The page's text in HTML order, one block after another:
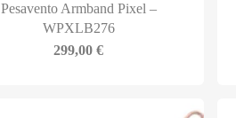
Pesavento Armband Pixel –
WPXLB276
299,00€